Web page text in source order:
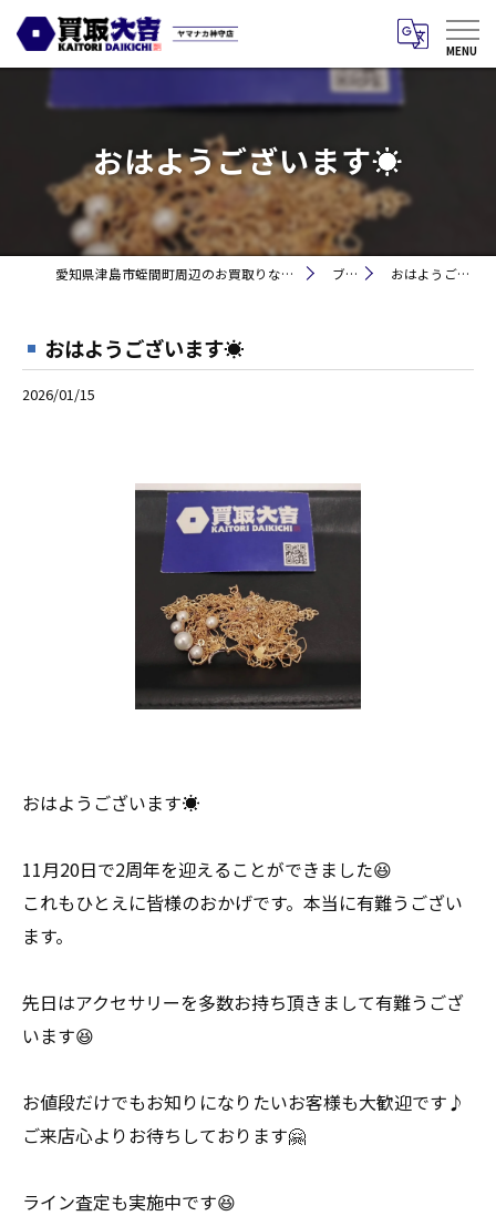
おはようございます☀
愛知県津島市蛭間町周辺のお買取りなら買取大吉 ヤマナカ神守店 ブログ おはようございます☀
おはようございます☀
2026/01/15
おはようございます☀
11月20日で2周年を迎えることができました😆
これもひとえに皆様のおかげです。本当に有難うござい
ます。
先日はアクセサリーを多数お持ち頂きまして有難うござ
います😆
お値段だけでもお知りになりたいお客様も大歓迎です♪
ご来店心よりお待ちしております🤗
ライン査定も実施中です😆